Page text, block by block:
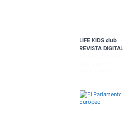
LIFE KIDS club
REVISTA DIGITAL